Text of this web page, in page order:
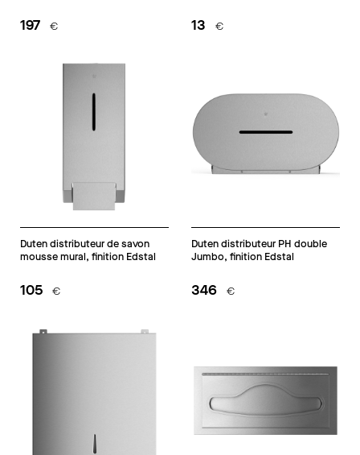
197 € 13 €
Duten distributeur de savon
mousse mural, finition Edstal
105 €
Duten distributeur PH double
Jumbo, finition Edstal
346 €